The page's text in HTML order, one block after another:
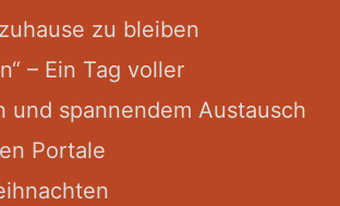
zu bleiben
– Ein Tag voller
und spannendem Austausch
Portale